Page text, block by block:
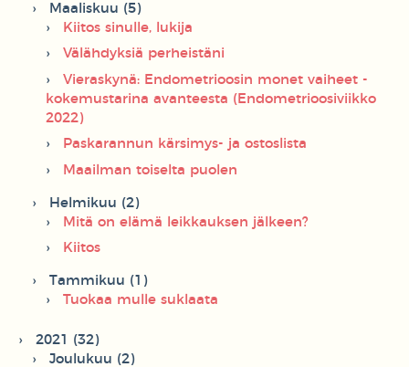
Maaliskuu (5)
Kiitos sinulle, lukija
Välähdyksiä perheistäni
Vieraskynä: Endometrioosin monet vaiheet -
kokemustarina avanteesta (Endometrioosiviikko
2022)
Paskarannun kärsimys- ja ostoslista
Maailman toiselta puolen
Helmikuu (2)
Mitä on elämä leikkauksen jälkeen?
Kiitos
Tammikuu (1)
Tuokaa mulle suklaata
2021 (32)
Joulukuu (2)